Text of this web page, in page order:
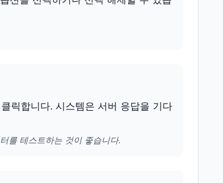
릭합니다. 시스템은 서버 응답을 기다
를 테스트하는 것이 좋습니다.